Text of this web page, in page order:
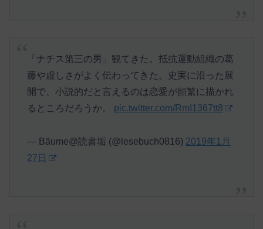
「ナチス第三の男」観てきた。抵抗運動組織の葛
藤や虚しさがよく伝わってきた。史実に沿った展
開で、小説的だと言えるのは恋愛が頻繁に描かれ
るところだろうか。 pic.twitter.com/RmI1367tt8
— Bäume@読書垢 (@lesebuch0816) 2019年1月
27日